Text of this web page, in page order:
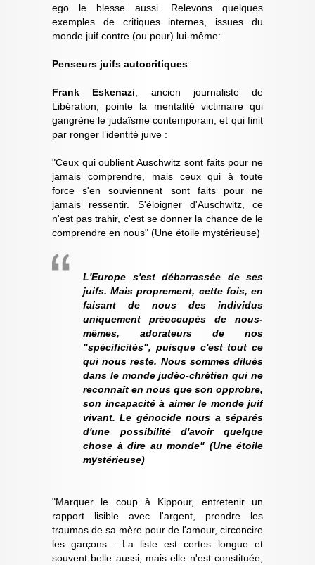
ego le blesse aussi. Relevons quelques
exemples de critiques internes, issues du
monde juif contre (ou pour) lui-même:
Penseurs juifs autocritiques
Frank Eskenazi , ancien journaliste de
Libération, pointe la mentalité victimaire qui
gangrène le judaïsme contemporain, et qui finit
par ronger l’identité juive :
"Ceux qui oublient Auschwitz sont faits pour ne
jamais comprendre, mais ceux qui à toute
force s'en souviennent sont faits pour ne
jamais ressentir. S'éloigner d'Auschwitz, ce
n'est pas trahir, c'est se donner la chance de le
comprendre en nous" (Une étoile mystérieuse)
L'Europe s'est débarrassée de ses
juifs. Mais proprement, cette fois, en
faisant de nous des individus
uniquement préoccupés de nous-
mêmes, adorateurs de nos
"spécificités", puisque c'est tout ce
qui nous reste. Nous sommes dilués
dans le monde judéo-chrétien qui ne
reconnaît en nous que son opprobre,
son incapacité à aimer le monde juif
vivant. Le génocide nous a séparés
d'une possibilité d'avoir quelque
chose à dire au monde" (Une étoile
mystérieuse)
"Marquer le coup à Kippour, entretenir un
rapport lisible avec l'argent, prendre les
traumas de sa mère pour de l'amour, circoncire
les garçons... La liste est certes longue et
souvent belle aussi, mais elle n'est constituée,